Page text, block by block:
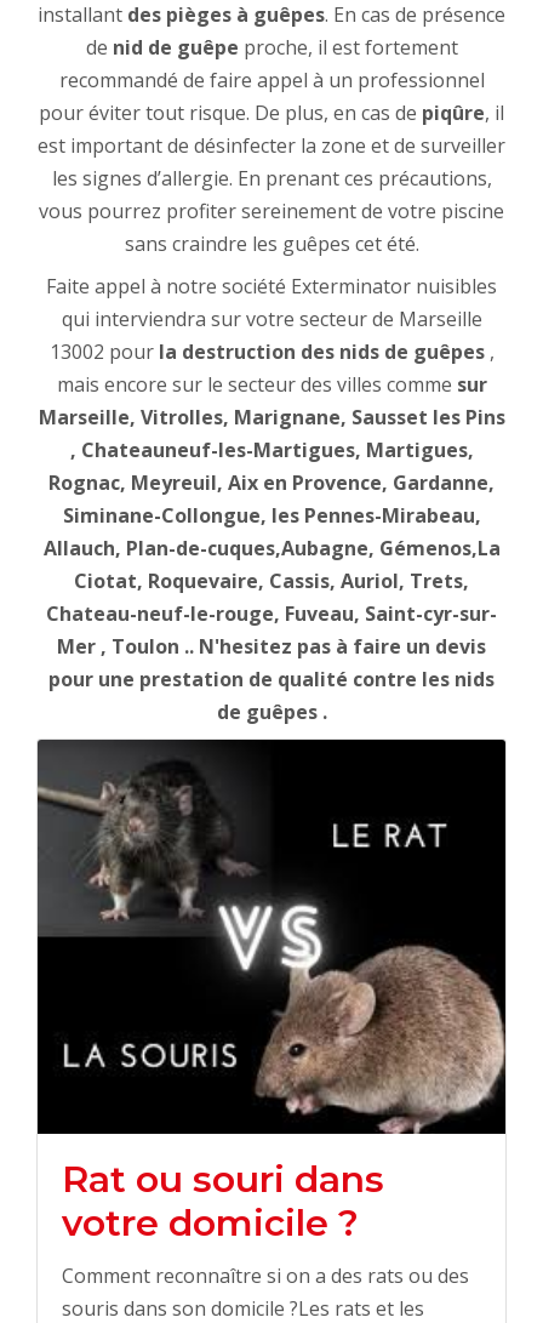
installant des pièges à guêpes. En cas de présence
de nid de guêpe proche, il est fortement
recommandé de faire appel à un professionnel
pour éviter tout risque. De plus, en cas de piqûre, il
est important de désinfecter la zone et de surveiller
les signes d’allergie. En prenant ces précautions,
vous pourrez profiter sereinement de votre piscine
sans craindre les guêpes cet été.
Faite appel à notre société Exterminator nuisibles
qui interviendra sur votre secteur de Marseille
13002 pour la destruction des nids de guêpes,
mais encore sur le secteur des villes comme sur
Marseille, Vitrolles, Marignane, Sausset les Pins
, Chateauneuf-les-Martigues, Martigues,
Rognac, Meyreuil, Aix en Provence, Gardanne,
Siminane-Collongue, les Pennes-Mirabeau,
Allauch, Plan-de-cuques,Aubagne, Gémenos,La
Ciotat, Roquevaire, Cassis, Auriol, Trets,
Chateau-neuf-le-rouge, Fuveau, Saint-cyr-sur-
Mer , Toulon .. N'hesitez pas à faire un devis
pour une prestation de qualité contre les nids
de guêpes .
Rat ou souri dans
votre domicile ?
Comment reconnaître si on a des rats ou des
souris dans son domicile ?Les rats et les